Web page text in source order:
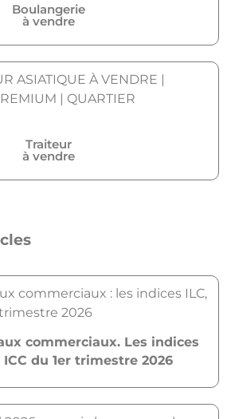
Boulangerie
à vendre
Traiteur
à vendre
commerciaux. Les indices
ICC du 1er trimestre 2026